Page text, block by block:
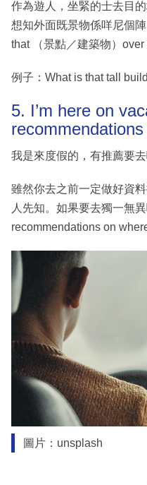
作為遊人，坐緊的士去目
想知外面既景物係咩尼個
that （景點／建築物）over
例子：What is that tall
5. I’m here on
我是來度假的，有推薦要
雖然你去之前一定做好資
人先知。如果要去獨一無
recommendations on
圖片：unsplash